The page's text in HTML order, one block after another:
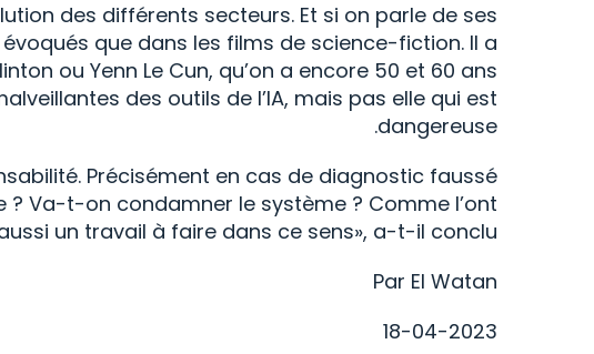
des différents secteurs. Et si on parle de ses
que dans les films de science-fiction. Il a
ou Yenn Le Cun, qu’on a encore 50 et 60 ans
des outils de l’IA, mais pas elle qui est
dangereuse.
Précisément en cas de diagnostic faussé
Va-t-on condamner le système ? Comme l’ont
un travail à faire dans ce sens», a-t-il conclu.
Par El Watan
18-04-2023